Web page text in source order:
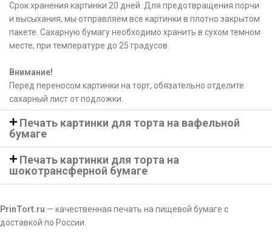
Срок хранения картинки 20 дней. Для предотвращения порчи
и высыхания, мы отправляем все картинки в плотно закрытом
пакете. Сахарную бумагу необходимо хранить в сухом темном
месте, при температуре до 25 градусов.
Внимание!
Перед переносом картинки на торт, обязательно отделите
сахарный лист от подложки.
Печать картинки для торта на вафельной
бумаге
Печать картинки для торта на
шокотрансферной бумаге
PrinTort.ru — качественная печать на пищевой бумаге с
доставкой по России.